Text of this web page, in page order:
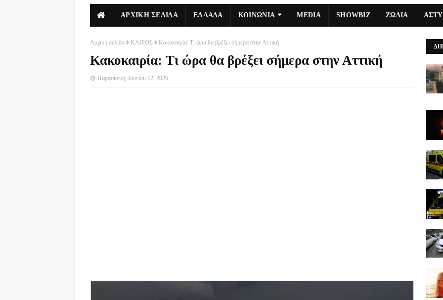
ΑΡΧΙΚΗ ΣΕΛΙΔΑ ΕΛΛΑΔΑ ΚΟΙΝΩΝΙΑ MEDIA SHOWBIZ ΖΩΔΙΑ
Αρχική σελίδα ΚΑΙΡΟΣ Κακοκαιρία: Τι ώρα θα βρέξει σήμερα στην Αττική
Κακοκαιρία: Τι ώρα θα βρέξει σήμερα στην Αττική
Παρασκευή, Ιουνίου 12, 2026